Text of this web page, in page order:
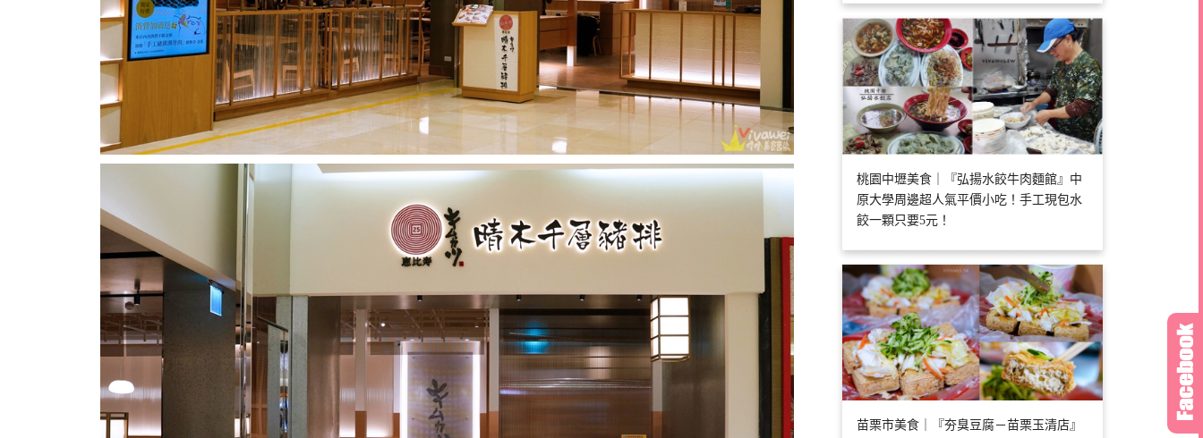
桃園中壢美食｜『弘揚水餃牛肉麵館』中
原大學周邊超人氣平價小吃！手工現包水
餃一顆只要5元！
苗栗市美食｜『夯臭豆腐－苗栗玉清店』